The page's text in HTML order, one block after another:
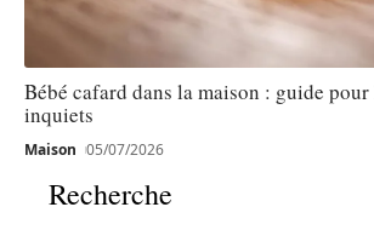
Bébé cafard dans la maison : guide pour
inquiets
Maison 05/07/2026
Recherche